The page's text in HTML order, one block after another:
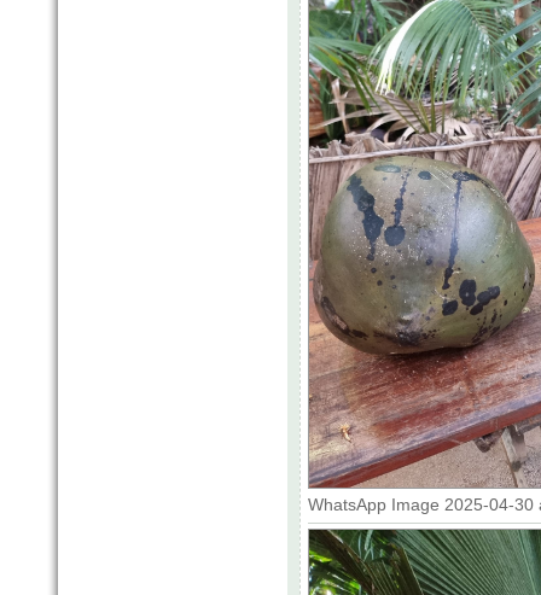
WhatsApp Image 2025-04-